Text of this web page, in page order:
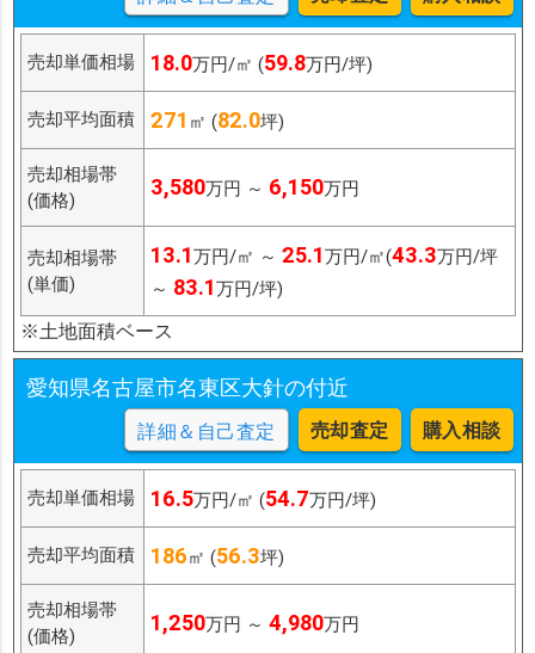
売却単価相場 18.0万円/㎡ (59.8万円/坪)
売却平均面積 271 ㎡ (82.0坪)
売却相場帯
(価格)
3,580万円 ～ 6,150万円
売却相場帯
(単価)
13.1万円/㎡ ～ 25.1万円/㎡(43.3万円/坪
～ 83.1万円/坪)
※土地面積ベース
愛知県名古屋市名東区大針の付近
詳細＆自己査定 売却査定 購入相談
売却単価相場 16.5万円/㎡ (54.7万円/坪)
売却平均面積 186㎡ (56.3坪)
売却相場帯
(価格)
1,250万円 ～ 4,980万円